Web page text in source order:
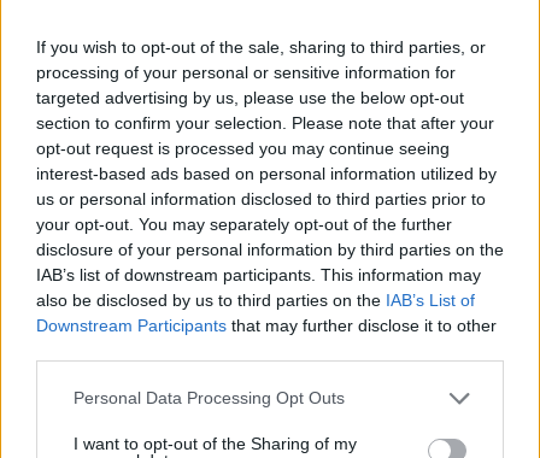
If you wish to opt-out of the sale, sharing to third parties, or
processing of your personal or sensitive information for
targeted advertising by us, please use the below opt-out
section to confirm your selection. Please note that after your
opt-out request is processed you may continue seeing
interest-based ads based on personal information utilized by
us or personal information disclosed to third parties prior to
your opt-out. You may separately opt-out of the further
disclosure of your personal information by third parties on the
IAB’s list of downstream participants. This information may
also be disclosed by us to third parties on the IAB’s List of
Downstream Participants that may further disclose it to other
Please note that this website/app uses one or more Google
not limited to your visit or usage behaviour. You may click to
Personal Data Processing Opt Outs
I want to opt-out of the Sharing of my
Η Smart φοιτητική κατοικία στην καρδιά της Αθήνας
03.08.2026, 10:56
Επαγγελματική Εκπαίδευση & Εξειδίκευση: Το Mοντέλο που
σε Bάζει στην Aγορά Eργασίας
26.07.2026, 09:54
ΡΟΗ ΕΙΔΗΣΕΩΝ
Ειδήσεις Δημοφιλή Σχολιασμένα
Μπορεί ο σκύλος μας να πιει κρύο νερό; Τι πρέπει να
προσέξουμε με τα παγάκια
πριν 17 λεπτά
πριν 17 λεπτά